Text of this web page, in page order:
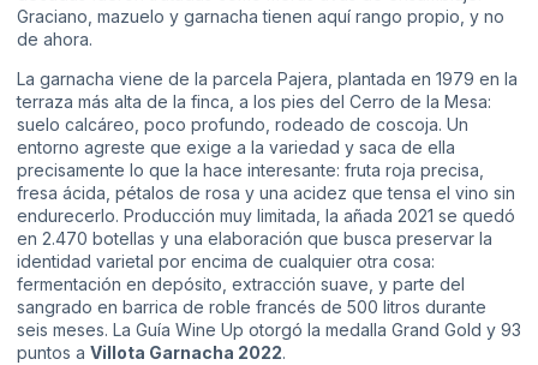
Graciano, mazuelo y garnacha tienen aquí rango propio, y no
de ahora.
La garnacha viene de la parcela Pajera, plantada en 1979 en la
terraza más alta de la finca, a los pies del Cerro de la Mesa:
suelo calcáreo, poco profundo, rodeado de coscoja. Un
entorno agreste que exige a la variedad y saca de ella
precisamente lo que la hace interesante: fruta roja precisa,
fresa ácida, pétalos de rosa y una acidez que tensa el vino sin
endurecerlo. Producción muy limitada, la añada 2021 se quedó
en 2.470 botellas y una elaboración que busca preservar la
identidad varietal por encima de cualquier otra cosa:
fermentación en depósito, extracción suave, y parte del
sangrado en barrica de roble francés de 500 litros durante
seis meses. La Guía Wine Up otorgó la medalla Grand Gold y 93
puntos a Villota Garnacha 2022.